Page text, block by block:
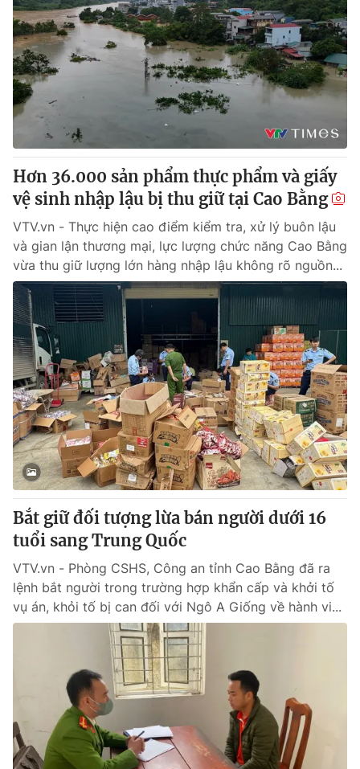
Hơn 36.000 sản phẩm thực phẩm và giấy
vệ sinh nhập lậu bị thu giữ tại Cao Bằng
VTV.vn - Thực hiện cao điểm kiểm tra, xử lý buôn lậu
và gian lận thương mại, lực lượng chức năng Cao Bằng
vừa thu giữ lượng lớn hàng nhập lậu không rõ nguồn...
Bắt giữ đối tượng lừa bán người dưới 16
tuổi sang Trung Quốc
VTV.vn - Phòng CSHS, Công an tỉnh Cao Bằng đã ra
lệnh bắt người trong trường hợp khẩn cấp và khởi tố
vụ án, khỏi tố bị can đối với Ngô A Giống về hành vi...